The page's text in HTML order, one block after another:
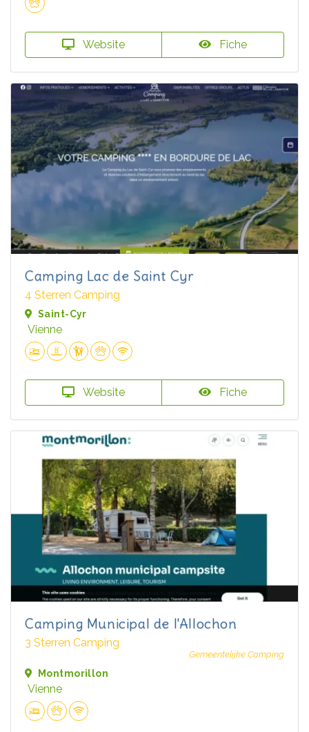
Website Fiche
Camping Lac de Saint Cyr
4 Sterren Camping
Saint-Cyr
Vienne
Website Fiche
Camping Municipal de l'Allochon
3 Sterren Camping
Gemeentelijke Camping
Montmorillon
Vienne